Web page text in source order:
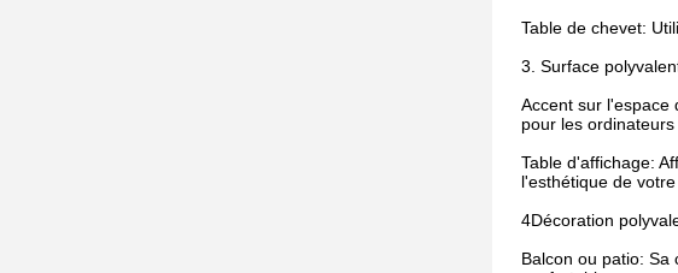
Table de chevet:
3. Surface
Accent sur l'espace
pour les
Table d'affichage:
l'esthétique de votre
4Décoration
Balcon ou patio: Sa